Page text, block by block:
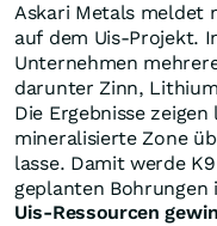
Askari Metals meldet
auf dem Uis-Projekt.
Unternehmen
darunter Zinn,
Die Ergebnisse
mineralisierte Zone
lasse. Damit werde
geplanten
Uis-Ressourcen